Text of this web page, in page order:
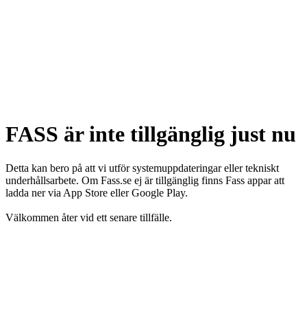
FASS är inte tillgänglig just nu
Detta kan bero på att vi utför systemuppdateringar eller tekniskt
underhållsarbete. Om Fass.se ej är tillgänglig finns Fass appar att
ladda ner via App Store eller Google Play.
Välkommen åter vid ett senare tillfälle.